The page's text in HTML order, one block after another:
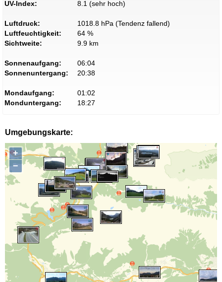
UV-Index: 8.1 (sehr hoch)
Luftdruck:
1018.8 hPa (Tendenz fallend)
Luftfeuchtigkeit:
64 %
Sichtweite:
9.9 km
Sonnenaufgang:
06:04
Sonnenuntergang:
20:38
Mondaufgang:
01:02
Monduntergang:
18:27
Umgebungskarte:
+
−